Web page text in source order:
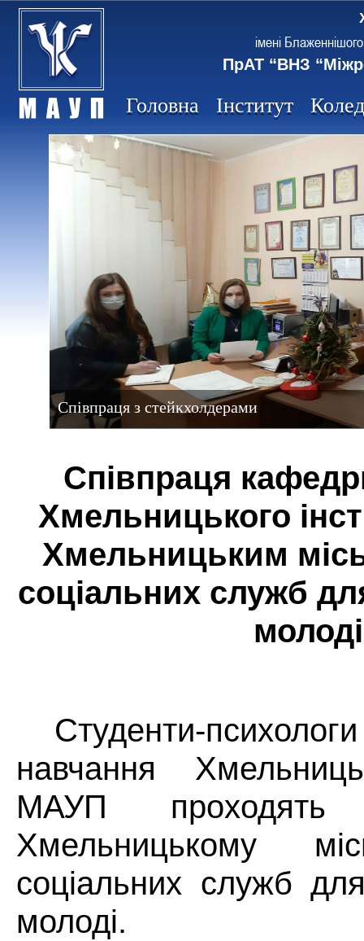
імені
ПрАТ “ВНЗ
Головна Інститут
Співпраця з стейкхолдерами
Співпраця
Хмельницького
Хмельницьким
соціальних служб
молоді
Студенти-
навчання
МАУП
Хмельницькому
соціальних служб
молоді.